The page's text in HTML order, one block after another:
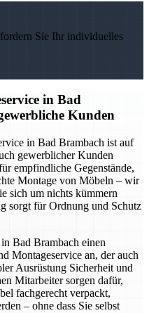
Sie Ihr individuelles
in Bad
Kunden
in Bad Brambach ist auf
gewerblicher Kunden
empfindliche Gegenstände,
Montage von Möbeln – wir
sich um nichts kümmern
sorgt für Ordnung und Schutz
Bad Brambach einen
Montageservice an, der auch
Ausrüstung Sicherheit und
Mitarbeiter sorgen dafür,
fachgerecht verpackt,
– ohne dass Sie selbst